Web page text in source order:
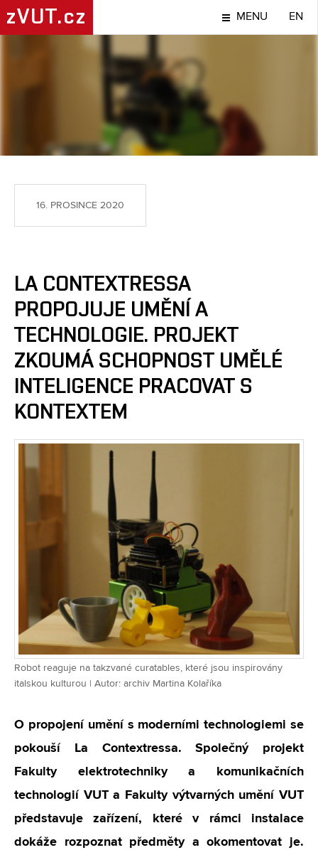
zVUT.cz MENU EN
TÉMA
16. PROSINCE 2020
LA CONTEXTRESSA
PROPOJUJE UMĚNÍ A
TECHNOLOGIE. PROJEKT
ZKOUMÁ SCHOPNOST UMĚLÉ
INTELIGENCE PRACOVAT S
KONTEXTEM
Robot reaguje na takzvané curatables, které jsou inspirovány
italskou kulturou | Autor: archiv Martina Kolaříka
O propojení umění s moderními technologiemi se
pokouší La Contextressa. Společný projekt
Fakulty elektrotechniky a komunikačních
technologií VUT a Fakulty výtvarných umění VUT
představuje zařízení, které v rámci instalace
dokáže rozpoznat předměty a okomentovat je.